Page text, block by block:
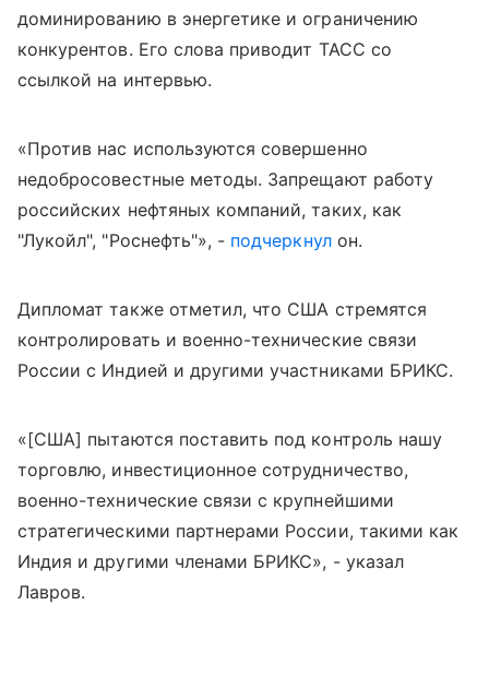
доминированию в энергетике и ограничению
конкурентов. Его слова приводит ТАСС со
ссылкой на интервью.
«Против нас используются совершенно
недобросовестные методы. Запрещают работу
российских нефтяных компаний, таких, как
"Лукойл", "Роснефть"», - подчеркнулон.
Дипломат также отметил, что США стремятся
контролировать и военно-технические связи
России с Индией и другими участниками БРИКС.
«[США] пытаются поставить под контроль нашу
торговлю, инвестиционное сотрудничество,
военно-технические связи с крупнейшими
стратегическими партнерами России, такими как
Индия и другими членами БРИКС», - указал
Лавров.